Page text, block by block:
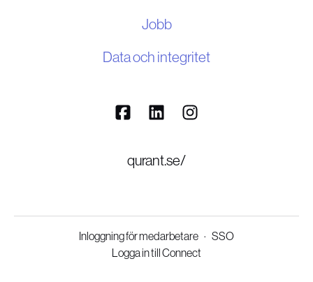
Jobb
Data och integritet
qurant.se/
Inloggning för medarbetare · SSO
Logga in till Connect